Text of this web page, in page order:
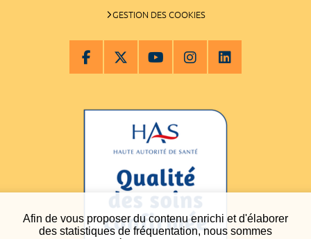
Afin de vous proposer du contenu enrichi et d'élaborer
des statistiques de fréquentation, nous sommes
GESTION DES COOKIES